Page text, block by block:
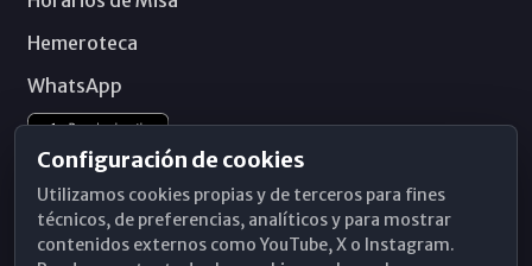
Hemeroteca
WhatsApp
Configuración de cookies
Utilizamos cookies propias y de terceros para fines
técnicos, de preferencias, analíticos y para mostrar
contenidos externos como YouTube, X o Instagram.